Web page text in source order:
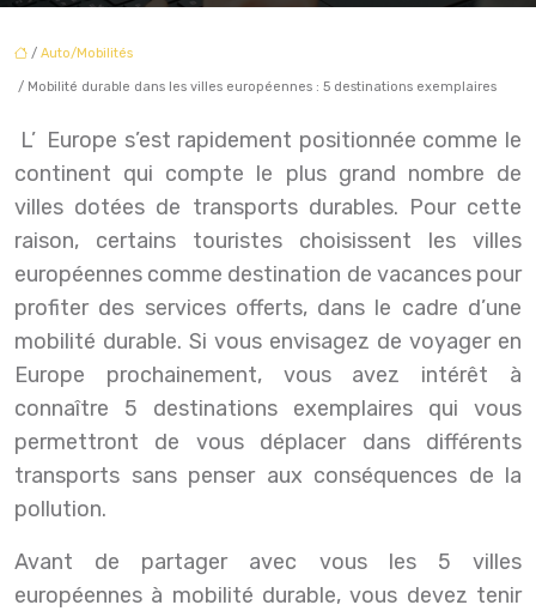
/ Auto/Mobilités
/ Mobilité durable dans les villes européennes : 5 destinations exemplaires
L’Europe s’est rapidement positionnée comme le
continent qui compte le plus grand nombre de
villes dotées de transports durables. Pour cette
raison, certains touristes choisissent les villes
européennes comme destination de vacances pour
profiter des services offerts, dans le cadre d’une
mobilité durable. Si vous envisagez de voyager en
Europe prochainement, vous avez intérêt à
connaître 5 destinations exemplaires qui vous
permettront de vous déplacer dans différents
transports sans penser aux conséquences de la
pollution.
Avant de partager avec vous les 5 villes
européennes à mobilité durable, vous devez tenir